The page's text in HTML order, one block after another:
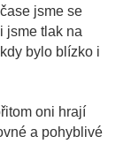
jsme se
jsme tlak na
bylo blízko i
oni hrají
a pohyblivé